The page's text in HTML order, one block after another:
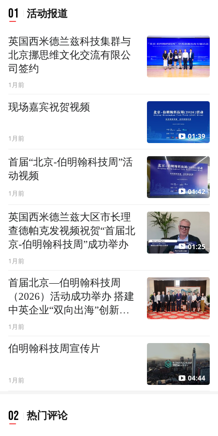
01 活动报道
英国西米德兰兹科技集群与
北京挪思维文化交流有限公
司签约
1月前
现场嘉宾祝贺视频
1月前 01:39
首届“北京-伯明翰科技周”活
动视频
1月前 01:42
英国西米德兰兹大区市长理
查德帕克发视频祝贺“首届北
京-伯明翰科技周”成功举办
1月前
01:25
首届北京—伯明翰科技周
（2026）活动成功举办 搭建
中英企业“双向出海”创新通
道
1月前
伯明翰科技周宣传片
1月前 04:44
02 热门评论